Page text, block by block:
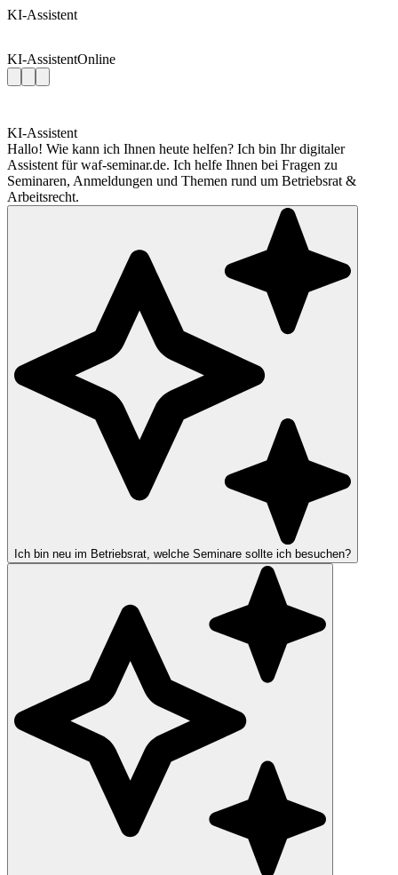
KI-Assistent
KI-AssistentOnline
KI-Assistent
Hallo! Wie kann ich Ihnen heute helfen? Ich bin Ihr digitaler
Assistent für waf-seminar.de. Ich helfe Ihnen bei Fragen zu
Seminaren, Anmeldungen und Themen rund um Betriebsrat &
Arbeitsrecht.
Ich bin neu im Betriebsrat, welche Seminare sollte ich besuchen?